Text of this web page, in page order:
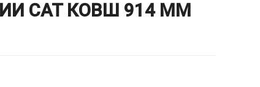
CAT КОВШ 914 ММ